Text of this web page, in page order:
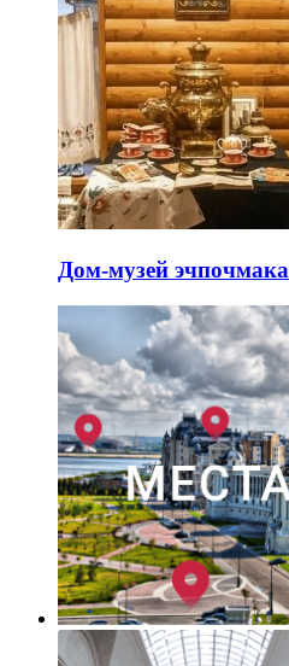
Дом-музей эчпочмака